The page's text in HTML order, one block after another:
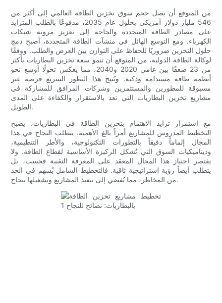
من المتوقع أن يصل حجم سوق تخزين الطاقة العالمي إلى أكثر من
546 مليار دولار أمريكي بحلول عام 2035، مدفوعًا بالطلب المتزايد
على مصادر الطاقة المتجددة والحاجة إلى تعزيز مرونة شبكات
الكهرباء. ومع التوسع الهائل في منشآت الطاقة المتجددة، أصبح دمج
حلول التخزين ضروريًا للحفاظ على التوازن بين العرض والطلب. ووفقًا
لوكالة الطاقة الدولية، من المتوقع أن تنمو سعة تخزين البطاريات بأكثر
من 23 ضعفًا بين عامي 2020 و2040، مما يعكس تحولًا أوسع نحو
أنظمة طاقة مستدامة وذكية. ويُتيح هذا التطور السريع فرصة غير
مسبوقة للمطورين والمستثمرين وشركات المرافق للمشاركة في
مشاريع تخزين البطاريات التي تعد بالاستقرار والكفاءة على المدى
الطويل.
مع استمرار تزايد الاهتمام بتخزين الطاقة في البطاريات، يصبح
التخطيط المدروس للمشاريع أمراً بالغ الأهمية. يتطلب النجاح في هذا
المجال إلماماً دقيقاً بالتطورات التكنولوجية، والأطر التنظيمية،
وديناميكيات السوق التي تُشكل الركيزة الأساسية لقطاع الطاقة. ولا
يقتصر اجتياز هذا المجال المعقد على المعرفة التقنية فحسب، بل
يتطلب أيضاً رؤية استراتيجية ثاقبة. فالتخطيط الشامل يُسهم في الحد
من المخاطر، مما يُفضي إلى تنفيذ المشاريع وتشغيلها بنجاح.